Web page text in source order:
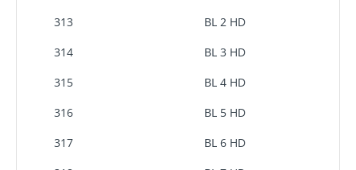
313
BL 2 HD
314
BL 3 HD
315
BL 4 HD
316
BL 5 HD
317
BL 6 HD